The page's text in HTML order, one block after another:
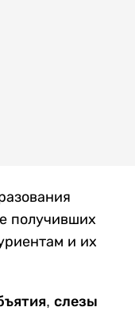
получивших
и их
слезы